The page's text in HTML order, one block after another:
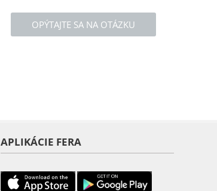
OPÝTAJTE SA NA OTÁZKU
APLIKÁCIE FERA